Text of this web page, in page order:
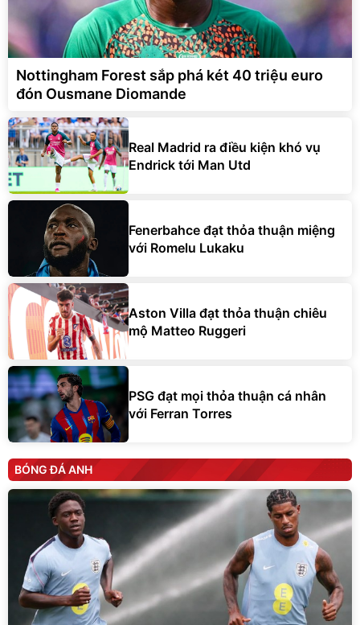
Nottingham Forest sắp phá két 40 triệu euro
đón Ousmane Diomande
Real Madrid ra điều kiện khó vụ
Endrick tới Man Utd
Fenerbahce đạt thỏa thuận miệng
với Romelu Lukaku
Aston Villa đạt thỏa thuận chiêu
mộ Matteo Ruggeri
PSG đạt mọi thỏa thuận cá nhân
với Ferran Torres
BÓNG ĐÁ ANH